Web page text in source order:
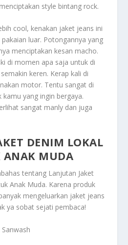
style bintang rock.
cool, kenakan jaket jeans ini
luar. Potongannya yang
menciptakan kesan macho.
di momen apa saja untuk di
keren. Kerap kali di
motor. Tentu sangat di
yang ingin bergaya.
sangat manly dan juga
DENIM LOKAL
ANAK MUDA
tentang Lanjutan Jaket
Anak Muda. Karena produk
mengeluarkan jaket jeans
ya sobat sejati pembaca!
Sanwash